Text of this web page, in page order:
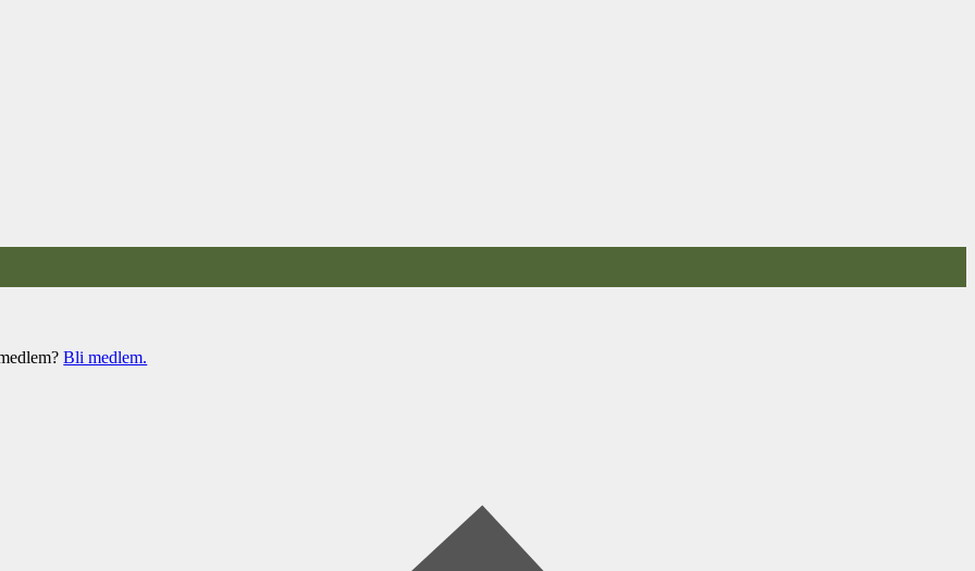
Bli medlem.